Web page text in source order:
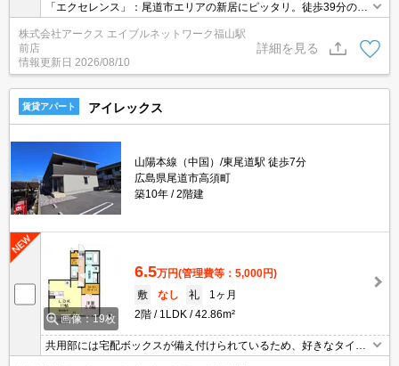
「エクセレンス」：尾道市エリアの新居にピッタリ。徒歩39分の距
離に福山市立松永中学校があるのも魅力。収納はウォークインクロ
ゼット・シューズWICなどが備え付けられているので、衣類や日用
株式会社アークス エイブルネットワーク福山駅
前店
情報更新日 2026/08/10
詳細を見る
賃貸アパート アイレックス
山陽本線（中国）/東尾道駅 徒歩7分
広島県尾道市高須町
築10年
2階建
画像：19枚
6.5万円(管理費等：5,000円)
敷
なし 礼
1ヶ月
2階
1LDK 42.86m²
共用部には宅配ボックスが備え付けられているため、好きなタイミ
ングで荷物を受け取ることができます。この物件は洗面所が独立し